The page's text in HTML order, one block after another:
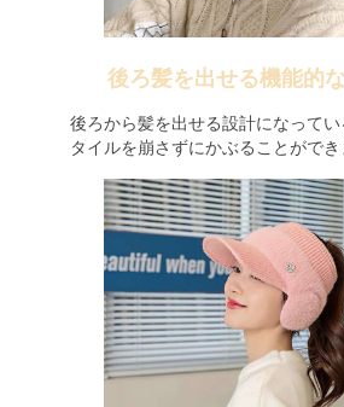
後ろ髪を出せる機能的
後ろから髪を出せる設計になって
タイルを崩さずにかぶることができ